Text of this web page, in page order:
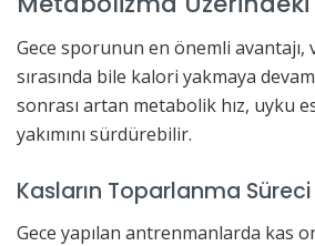
Gece sporunun en önemli avantajı,
sırasında bile kalori yakmaya
sonrası artan metabolik hız, uyku
yakımını sürdürebilir.
Kasların Toparlanma Süreci
Gece yapılan antrenmanlarda kas